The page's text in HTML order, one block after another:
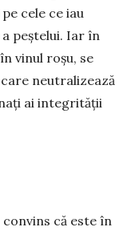
cele ce iau
peș­telui. Iar în
vinul roșu, se
neu­tralizează
ai integrității
că este în